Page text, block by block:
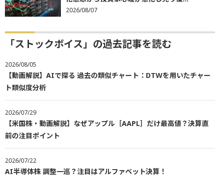
2026/08/07
「ストックボイス」の過去記事を読む
2026/08/05
【動画解説】AIで探る 過去の類似チャート：DTWを用いたチャー
ト類似度分析
2026/07/29
【米国株・動画解説】なぜアップル［AAPL］だけ最高値？決算直
前の注目ポイント
2026/07/22
AI半導体株 調整一巡？注目はアルファベット決算！